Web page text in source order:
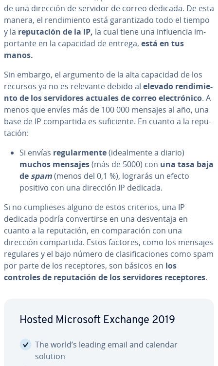
de una dirección de servidor de correo dedicada. De esta
manera, el re­n­di­mie­n­to está ga­ra­n­ti­za­do todo el tiempo
y la repu­tación de la IP, la cual tiene una in­flue­n­cia im­
po­r­ta­n­te en la capacidad de entrega, está en tus
manos.
Sin embargo, el argumento de la alta capacidad de los
recursos ya no es relevante debido al elevado re­n­di­mie­
n­to de los se­r­vi­do­res actuales de correo ele­c­tró­ni­co. A
menos que envíes más de 100 000 mensajes al año, una
base de IP co­m­pa­r­ti­da es su­fi­cie­n­te. En cuanto a la repu­
tación:
Si envías re­gu­la­r­me­n­te(idea­l­me­n­te a diario)
muchos mensajes(más de 5000) con una tasa baja
de spam(menos del 0,1 %), lograrás un efecto
positivo con una dirección IP dedicada.
Si no cu­m­plie­ses alguno de estos criterios, una IP
dedicada podría co­n­ve­r­ti­r­se en una de­s­ve­n­ta­ja en
cuanto a la repu­tación, en co­m­pa­ra­ción con una
dirección co­m­pa­r­ti­da. Estos factores, como los mensajes
regulares y el bajo número de cla­si­fi­ca­cio­nes como spam
por parte de los re­ce­p­to­res, son básicos en los
controles de repu­tación de los se­r­vi­do­res re­ce­p­to­res.
Hosted Microsoft Exchange 2019
The world’s leading email and calendar
solution